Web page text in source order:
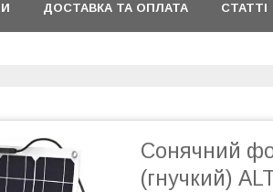
ДОСТАВКА ТА ОПЛАТА СТАТТІ
Сонячний
(гнучкий)